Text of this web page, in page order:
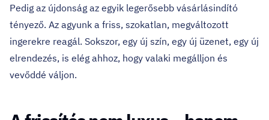
Pedig az újdonság az egyik legerősebb vásárlásindító
tényező. Az agyunk a friss, szokatlan, megváltozott
ingerekre reagál. Sokszor, egy új szín, egy új üzenet, egy új
elrendezés, is elég ahhoz, hogy valaki megálljon és
vevőddé váljon.